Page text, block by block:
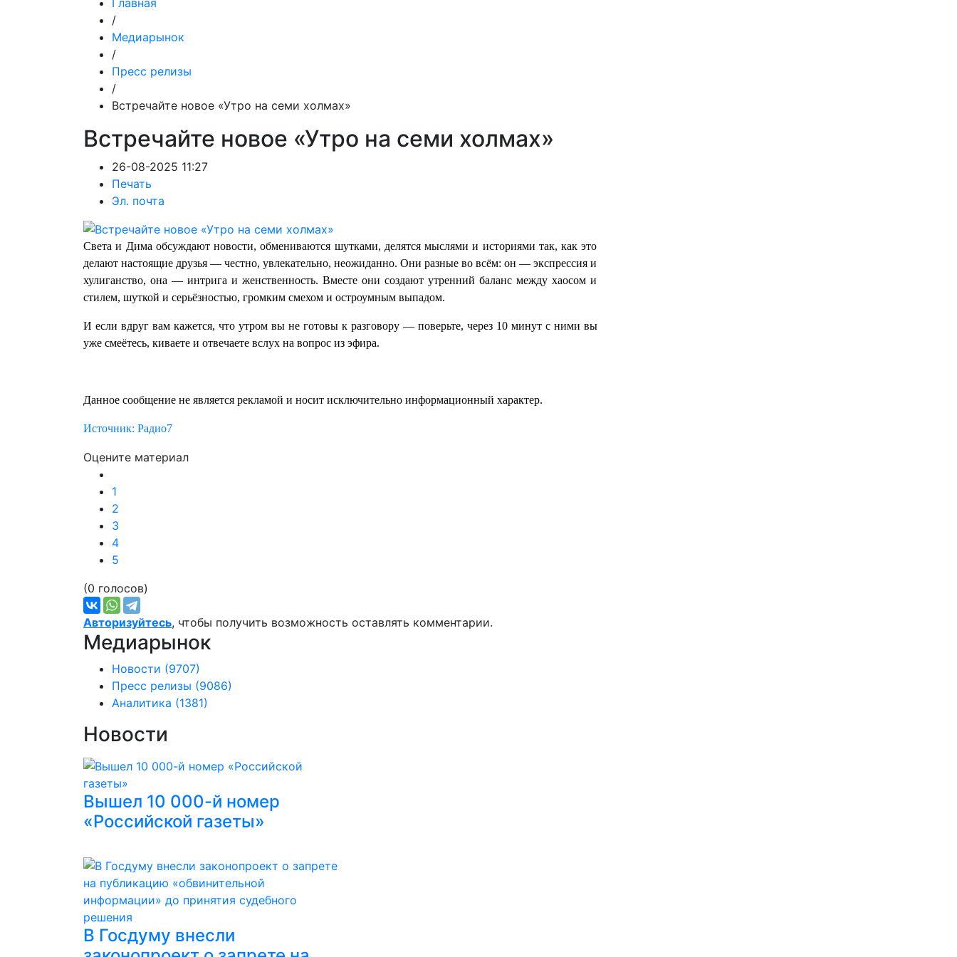
Главная
/
Медиарынок
/
Пресс релизы
/
Встречайте новое «Утро на семи холмах»
Встречайте новое «Утро на семи холмах»
26-08-2025 11:27
Печать
Эл. почта
Света и Дима обсуждают новости, обмениваются шутками, делятся мыслями и историями так, как это
делают настоящие друзья — честно, увлекательно, неожиданно. Они разные во всём: он — экспрессия и
хулиганство, она — интрига и женственность. Вместе они создают утренний баланс между хаосом и
стилем, шуткой и серьёзностью, громким смехом и остроумным выпадом.
И если вдруг вам кажется, что утром вы не готовы к разговору — поверьте, через 10 минут с ними вы
уже смеётесь, киваете и отвечаете вслух на вопрос из эфира.
Данное сообщение не является рекламой и носит исключительно информационный характер.
Источник: Радио7
Оцените материал
1
2
3
4
5
(0 голосов)
Авторизуйтесь, чтобы получить возможность оставлять комментарии.
Медиарынок
Новости (9707)
Пресс релизы (9086)
Аналитика (1381)
Новости
Вышел 10 000-й номер
«Российской газеты»
В Госдуму внесли